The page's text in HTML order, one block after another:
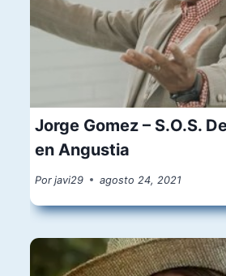
Jorge Gomez – S.O.S.
en Angustia
Por javi29 agosto 24, 2021